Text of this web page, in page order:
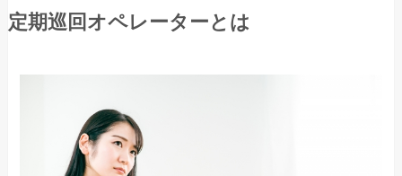
定期巡回オペレーターとは